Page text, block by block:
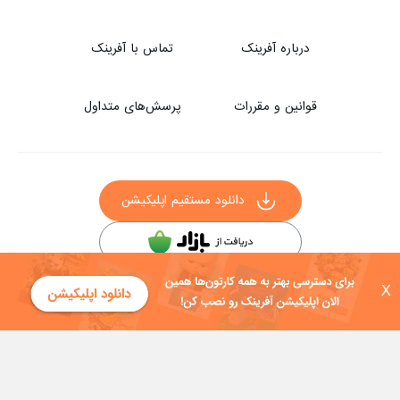
X
درباره آفرینک تماس با آفرینک
قوانین و مقررات پرسش‌های متداول
دانلود مستقیم اپلیکیشن
سایر راه‌های دانلود آفرینک